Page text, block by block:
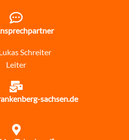
Schreiter
Leiter
sachsen.de